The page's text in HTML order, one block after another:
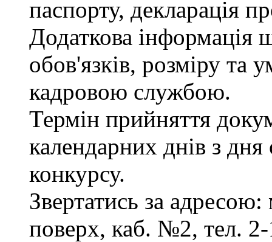
паспорту, декларація
Додаткова інформація
обов'язків, розміру та
кадровою службою.
Термін прийняття
календарних днів з
конкурсу.
Звертатись за
поверх, каб. №2, тел.